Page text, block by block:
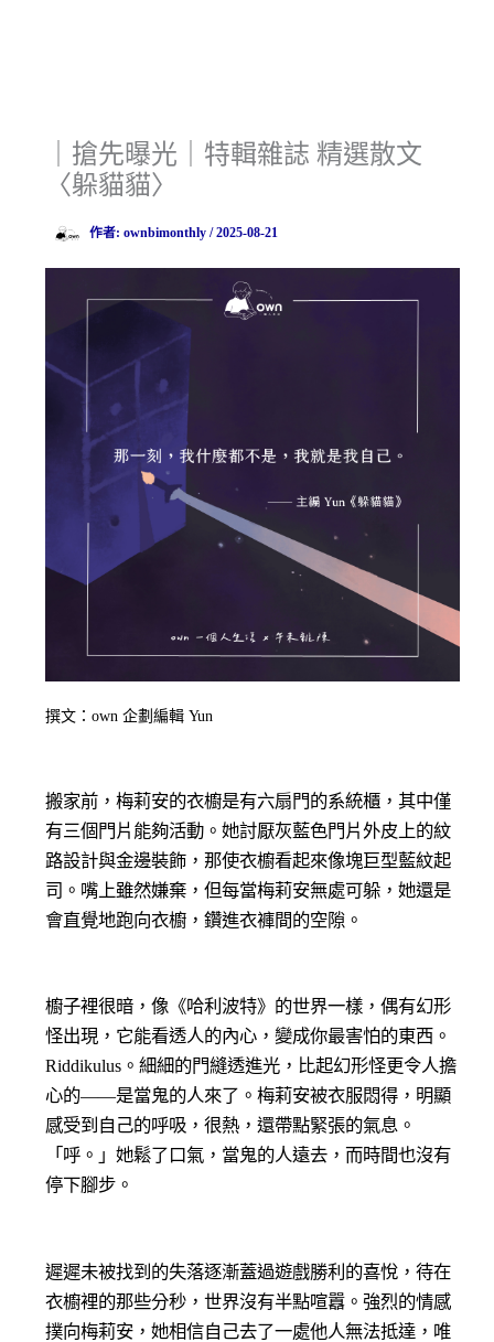
｜搶先曝光｜特輯雜誌 精選散文
〈躲貓貓〉
作者:ownbimonthly/2025-08-21
撰文：own 企劃編輯 Yun
搬家前，梅莉安的衣櫥是有六扇門的系統櫃，其中僅
有三個門片能夠活動。她討厭灰藍色門片外皮上的紋
路設計與金邊裝飾，那使衣櫥看起來像塊巨型藍紋起
司。嘴上雖然嫌棄，但每當梅莉安無處可躲，她還是
會直覺地跑向衣櫥，鑽進衣褲間的空隙。
櫥子裡很暗，像《哈利波特》的世界一樣，偶有幻形
怪出現，它能看透人的內心，變成你最害怕的東西。
Riddikulus。細細的門縫透進光，比起幻形怪更令人擔
心的——是當鬼的人來了。梅莉安被衣服悶得，明顯
感受到自己的呼吸，很熱，還帶點緊張的氣息。
「呼。」她鬆了口氣，當鬼的人遠去，而時間也沒有
停下腳步。
遲遲未被找到的失落逐漸蓋過遊戲勝利的喜悅，待在
衣櫥裡的那些分秒，世界沒有半點喧囂。強烈的情感
撲向梅莉安，她相信自己去了一處他人無法抵達，唯